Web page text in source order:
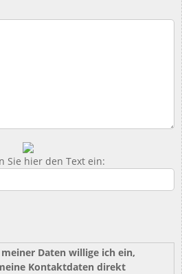
Sie hier den Text ein:
Daten willige ich ein,
Kontaktdaten direkt